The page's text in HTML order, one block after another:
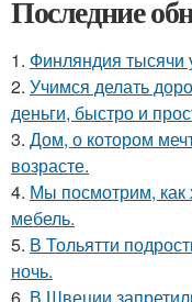
Последние
1. Финляндия тысячи
2. Учимся делать
деньги, быстро и
3. Дом, о котором
возрасте.
4. Мы посмотрим,
мебель.
5. В Тольятти
ночь.
6. В Швеции